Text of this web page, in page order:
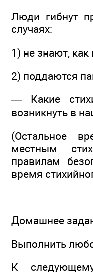
Люди гибнут
случаях:
1) не знают,
2) поддаются
— Какие
возникнуть в
(Остальное
местным
правилам
время
Домашнее
Выполнить
К